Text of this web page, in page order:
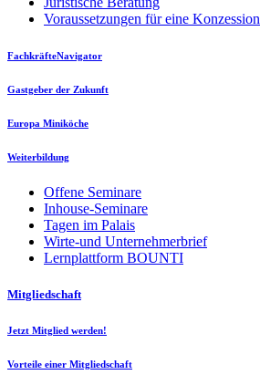
Voraussetzungen für eine Konzession
FachkräfteNavigator
Gastgeber der Zukunft
Europa Miniköche
Weiterbildung
Offene Seminare
Inhouse-Seminare
Tagen im Palais
Wirte-und Unternehmerbrief
Lernplattform BOUNTI
Mitgliedschaft
Jetzt Mitglied werden!
Vorteile einer Mitgliedschaft